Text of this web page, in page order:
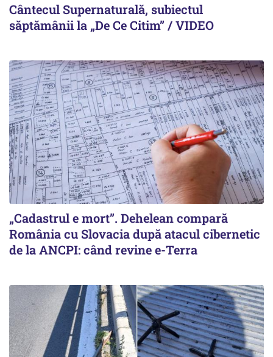
Cântecul Supernaturală, subiectul
săptămânii la „De Ce Citim” / VIDEO
„Cadastrul e mort”. Dehelean compară
România cu Slovacia după atacul cibernetic
de la ANCPI: când revine e-Terra